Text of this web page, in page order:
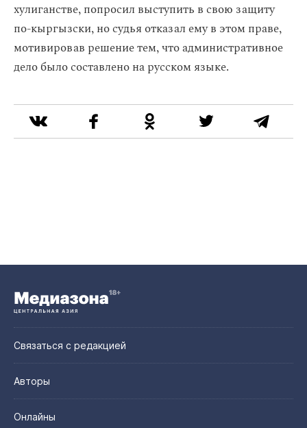
хулиганстве, попросил выступить в свою защиту
по-кыргызски, но судья отказал ему в этом праве,
мотивировав решение тем, что административное
дело было составлено на русском языке.
Связаться с редакцией
Авторы
Онлайны